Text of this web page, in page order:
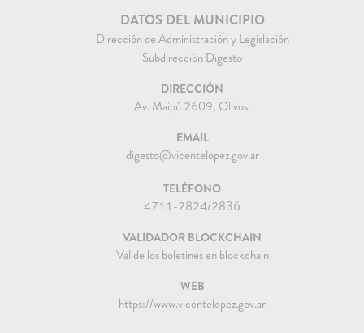
DATOS DEL MUNICIPIO
Dirección de Administración y Legislación
Subdirección Digesto
DIRECCIÓN
Av. Maipú 2609, Olivos.
EMAIL
digesto@vicentelopez.gov.ar
TELÉFONO
4711-2824/2836
VALIDADOR BLOCKCHAIN
Valide los boletines en blockchain
WEB
https://www.vicentelopez.gov.ar